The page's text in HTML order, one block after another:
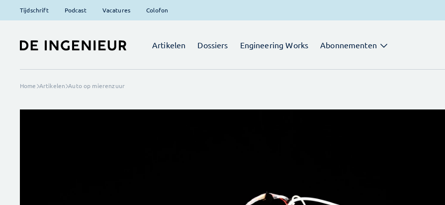
Tijdschrift Podcast Vacatures Colofon
Artikelen Dossiers Engineering Works Abonnementen
Home Artikelen Auto op mierenzuur